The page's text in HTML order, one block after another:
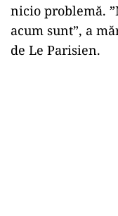
nicio problemă.
acum sunt”, a
de Le Parisien.